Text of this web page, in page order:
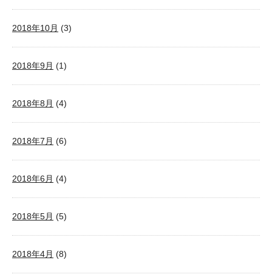
2018年10月 (3)
2018年9月 (1)
2018年8月 (4)
2018年7月 (6)
2018年6月 (4)
2018年5月 (5)
2018年4月 (8)